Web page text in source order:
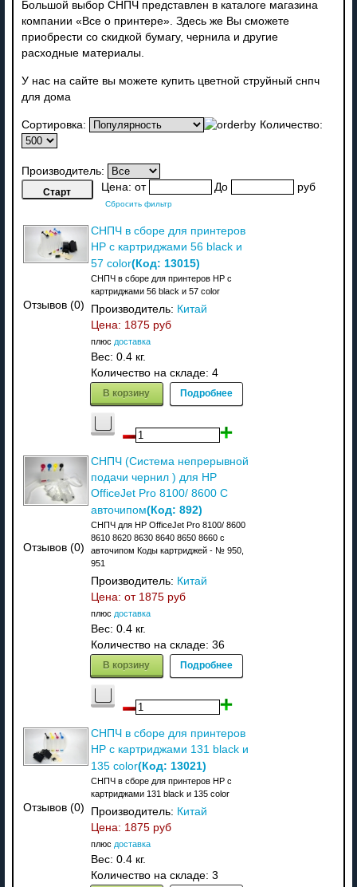
Большой выбор СНПЧ представлен в каталоге магазина
компании «Все о принтере». Здесь же Вы сможете
приобрести со скидкой бумагу, чернила и другие
расходные материалы.
У нас на сайте вы можете купить цветной струйный снпч
для дома
Сортировка: Количество:
Производитель:
Цена: от До руб
Сбросить фильтр
Отзывов (0)
СНПЧ в сборе для принтеров
HP с картриджами 56 black и
57 color(Код: 13015)
СНПЧ в сборе для принтеров HP с
картриджами 56 black и 57 color
Производитель: Китай
Цена: 1875 руб
плюс доставка
Вес: 0.4 кг.
Количество на складе: 4
В корзину Подробнее
Отзывов (0)
СНПЧ (Система непрерывной
подачи чернил ) для HP
OfficeJet Pro 8100/ 8600 C
авточипом(Код: 892)
СНПЧ для HP OfficeJet Pro 8100/ 8600
8610 8620 8630 8640 8650 8660 c
авточипом Коды картриджей - № 950,
951
Производитель: Китай
Цена: от 1875 руб
плюс доставка
Вес: 0.4 кг.
Количество на складе: 36
В корзину Подробнее
Отзывов (0)
СНПЧ в сборе для принтеров
HP с картриджами 131 black и
135 color(Код: 13021)
СНПЧ в сборе для принтеров HP с
картриджами 131 black и 135 color
Производитель: Китай
Цена: 1875 руб
плюс доставка
Вес: 0.4 кг.
Количество на складе: 3